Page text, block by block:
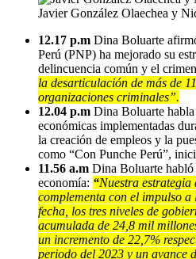
Javier González Olaechea y
12.17 p.m Dina Boluarte
Perú (PNP) ha mejorado su
delincuencia común y el
la desarticulación de más de
organizaciones criminales”.
12.04 p.m Dina Boluarte habla
económicas implementadas
la creación de empleos y la
como “Con Punche Perú”,
11.56 a.m Dina Boluarte
economía: “Nuestra estrategia
complementa con el impulso
fecha, los tres niveles de
acumulada de 24,8 mil
un incremento de 22,7%
periodo del 2023 y un avance